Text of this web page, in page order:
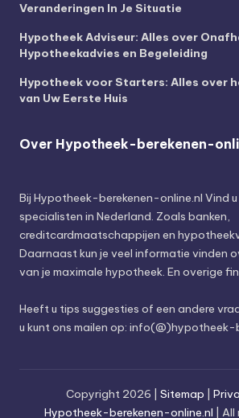
Veranderingen In Je Situatie
Hypotheek Adviseur: Alles over
Hypotheekadvies en Begeleiding
Hypotheek voor Starters: Alles over
van Uw Eerste Huis
Over Hypotheek-berekenen-
Bij Hypotheek-berekenen-online.nl Vind
specialisten in Nederland. Zoals banken,
creditcardmaatschappijen en
Daarnaast kun je veel informatie vinden
van je maximale hypotheek. En overige
Heeft u tips suggesties of een andere
u kunt ons mailen op: info(@)hypotheek-
Copyright 2026 | Sitemap
Hypotheek-berekenen-online.nl |